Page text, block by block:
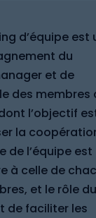
d’équipe est
du
et de
des membres
l’objectif
la
de l’équipe est
à celle de
et le rôle du
de faciliter les